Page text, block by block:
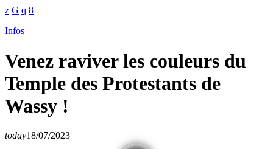
Infos
Venez raviver les couleurs du
Temple des Protestants de
Wassy !
today18/07/2023